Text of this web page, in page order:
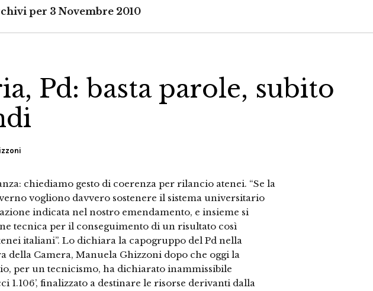
per 3 Novembre 2010
Pd: basta parole, subito
chiediamo gesto di coerenza per rilancio atenei. “Se la
vogliono davvero sostenere il sistema universitario
indicata nel nostro emendamento, e insieme si
tecnica per il conseguimento di un risultato così
italiani”. Lo dichiara la capogruppo del Pd nella
della Camera, Manuela Ghizzoni dopo che oggi la
per un tecnicismo, ha dichiarato inammissibile
1.106’, finalizzato a destinare le risorse derivanti dalla